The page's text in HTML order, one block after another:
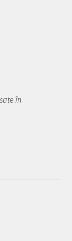
în